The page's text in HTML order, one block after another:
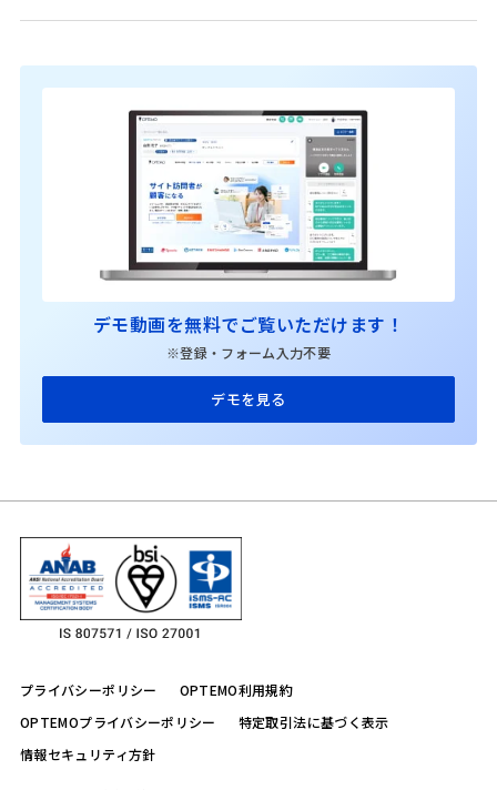
デモ動画を無料でご覧いただけます！
※登録・フォーム入力不要
デモを見る
プライバシーポリシー
OPTEMO利用規約
OPTEMOプライバシーポリシー
特定取引法に基づく表示
情報セキュリティ方針